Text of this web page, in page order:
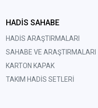
HADİS SAHABE
HADİS ARAŞTIRMALARI
SAHABE VE ARAŞTIRMALARI
KARTON KAPAK
TAKIM HADİS SETLERİ